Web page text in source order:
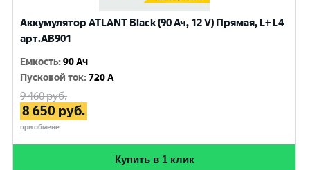
Аккумулятор ATLANT Black (90 Ач, 12 V) Прямая, L+ L4
арт.AB901
Емкость:90 Ач
Пусковой ток:720 A
9 460руб.
8 650 руб.
при обмене
Купить в 1 клик